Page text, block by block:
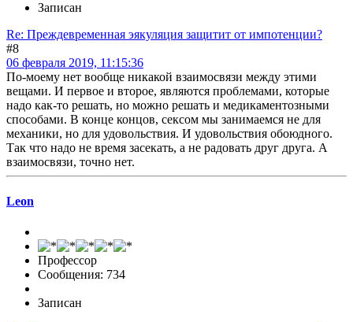
Записан
Re: Преждевременная эякуляция защитит от импотенции?
#8
06 февраля 2019, 11:15:36
По-моему нет вообще никакой взаимосвязи между этими
вещами. И первое и второе, являются проблемами, которые
надо как-то решать, но можно решать и медикаментозными
способами. В конце концов, сексом мы занимаемся не для
механики, но для удовольствия. И удовольствия обоюдного.
Так что надо не время засекать, а не радовать друг друга. А
взаимосвязи, точно нет.
Leon
Профессор
Сообщения: 734
Записан